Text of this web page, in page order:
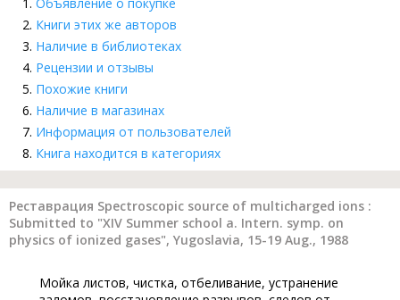
Объявление о покупке
Книги этих же авторов
Наличие в библиотеках
Рецензии и отзывы
Похожие книги
Наличие в магазинах
Информация от пользователей
Книга находится в категориях
Реставрация Spectroscopic source of multicharged ions :
Submitted to "XIV Summer school a. Intern. symp. on
physics of ionized gases", Yugoslavia, 15-19 Aug., 1988
Мойка листов, чистка, отбеливание, устранение